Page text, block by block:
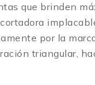
que brinden
por la
triangular,